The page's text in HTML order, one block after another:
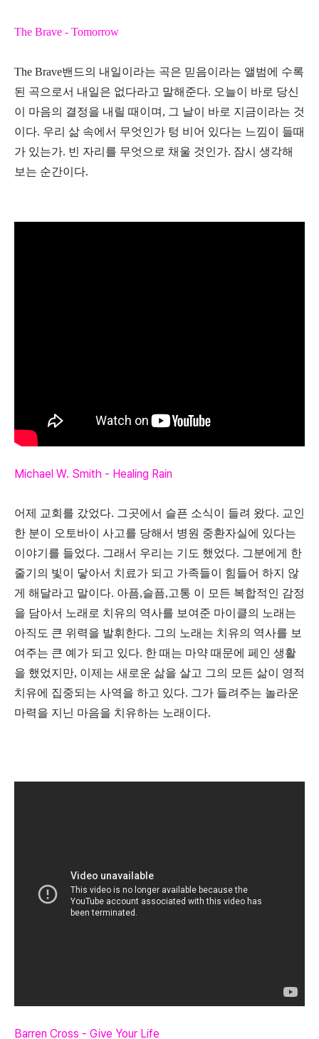
The Brave - Tomorrow
The Brave밴드의 내일이라는 곡은 믿음이라는 앨범에 수록
된 곡으로서 내일은 없다라고 말해준다. 오늘이 바로 당신
이 마음의 결정을 내릴 때이며, 그 날이 바로 지금이라는 것
이다. 우리 삶 속에서 무엇인가 텅 비어 있다는 느낌이 들때
가 있는가. 빈 자리를 무엇으로 채울 것인가. 잠시 생각해
보는 순간이다.
Michael W. Smith - Healing Rain
어제 교회를 갔었다. 그곳에서 슬픈 소식이 들려 왔다. 교인
한 분이 오토바이 사고를 당해서 병원 중환자실에 있다는
이야기를 들었다. 그래서 우리는 기도 했었다. 그분에게 한
줄기의 빛이 닿아서 치료가 되고 가족들이 힘들어 하지 않
게 해달라고 말이다. 아픔,슬픔,고통 이 모든 복합적인 감정
을 담아서 노래로 치유의 역사를 보여준 마이클의 노래는
아직도 큰 위력을 발휘한다. 그의 노래는 치유의 역사를 보
여주는 큰 예가 되고 있다. 한 때는 마약 때문에 페인 생활
을 했었지만, 이제는 새로운 삶을 살고 그의 모든 삶이 영적
치유에 집중되는 사역을 하고 있다. 그가 들려주는 놀라운
마력을 지닌 마음을 치유하는 노래이다.
Barren Cross - Give Your Life